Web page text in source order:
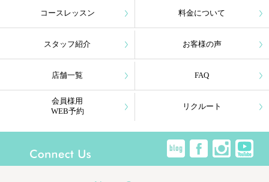
コースレッスン 料金について
スタッフ紹介 お客様の声
店舗一覧 FAQ
会員様用
WEB予約
リクルート